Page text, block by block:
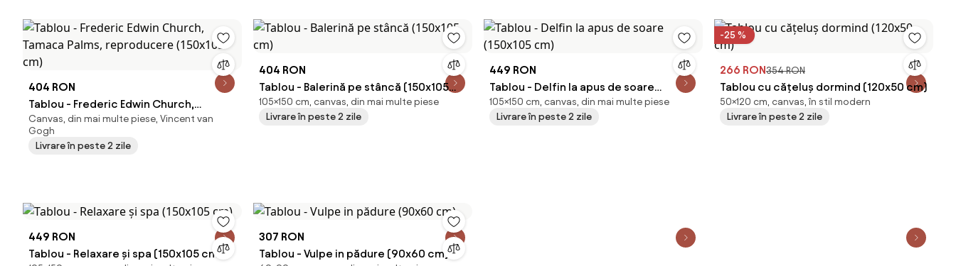
404 RON
Tablou - Frederic Edwin Church,
Tamaca Palms, reproducere (150x105
cm)
Canvas, din mai multe piese, Vincent van
Gogh
Livrare în peste 2 zile
404 RON
Tablou - Balerină pe stâncă (150x105
cm)
105×150 cm, canvas, din mai multe piese
Livrare în peste 2 zile
449 RON
Tablou - Delfin la apus de soare
(150x105 cm)
105×150 cm, canvas, din mai multe piese
Livrare în peste 2 zile
-25 %
266 RON354 RON
Tablou cu cățeluș dormind (120x50 cm)
50×120 cm, canvas, în stil modern
Livrare în peste 2 zile
449 RON
Tablou - Relaxare și spa (150x105 cm)
307 RON
Tablou - Vulpe in pădure (90x60 cm)